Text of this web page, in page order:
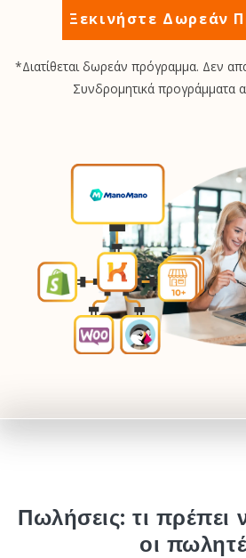
Ξεκινήστε Δωρεάν
*Διατίθεται δωρεάν πρόγραμμα. Δεν
Συνδρομητικά προγράμματα
Πωλήσεις: τι πρέπει
οι